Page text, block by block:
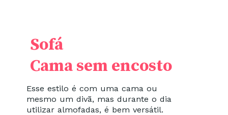
Esse estilo é com uma cama ou
mesmo um divã, mas durante o dia
utilizar almofadas, é bem versátil.
Sofá
Cama sem encosto